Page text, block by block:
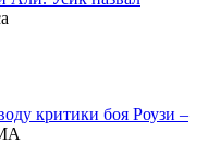
критики боя Роузи –